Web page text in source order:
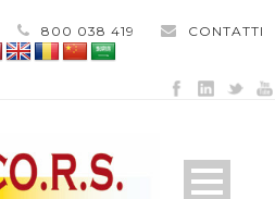
800 038 419 CONTATTI